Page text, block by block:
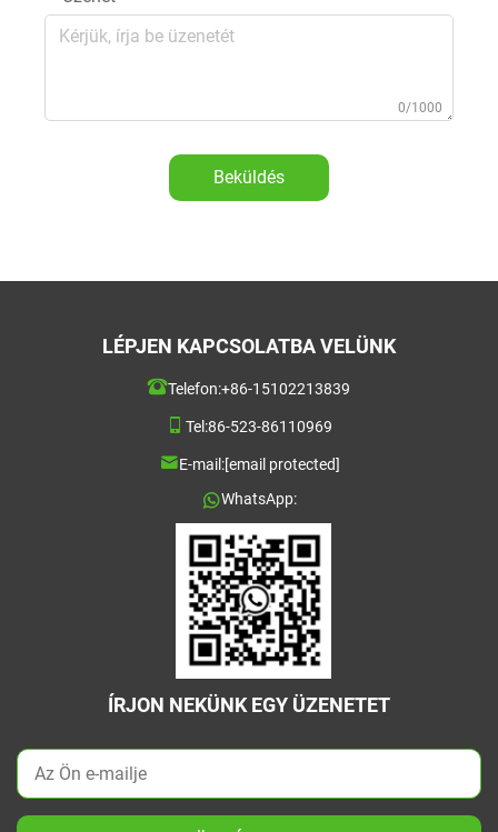
0/1000
Beküldés
LÉPJEN KAPCSOLATBA VELÜNK
Telefon:+86-15102213839
Tel:86-523-86110969
E-mail:[email protected]
WhatsApp:
ÍRJON NEKÜNK EGY ÜZENETET